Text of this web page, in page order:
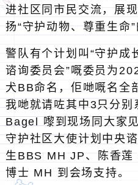
进社区同市民交流，展
扬“守护动物、尊重生命
警队有个计划叫“守护成
谘询委员会”嘅委员为
犬BB命名，佢哋嘅名全
我哋就请咗其中3只分
Bagel 嚟到现场同大家
守护社区大使计划中央
生BBS MH JP、陈香
博士 MH 到会场支持。